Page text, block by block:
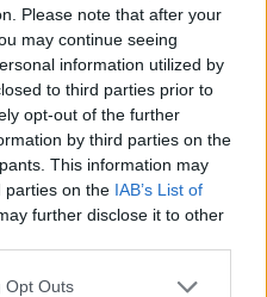
Please note that after your
may continue seeing
information utilized by
to third parties prior to
opt-out of the further
by third parties on the
This information may
parties on the IAB’s List of
further disclose it to other
uses one or more Google
Opt Outs
στα
λιγότερες μολύνσεις -
στη βόρεια Γαλλία για